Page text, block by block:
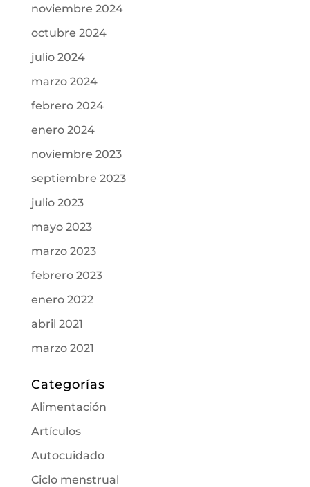
noviembre 2024
octubre 2024
julio 2024
marzo 2024
febrero 2024
enero 2024
noviembre 2023
septiembre 2023
julio 2023
mayo 2023
marzo 2023
febrero 2023
enero 2022
abril 2021
marzo 2021
Categorías
Alimentación
Artículos
Autocuidado
Ciclo menstrual